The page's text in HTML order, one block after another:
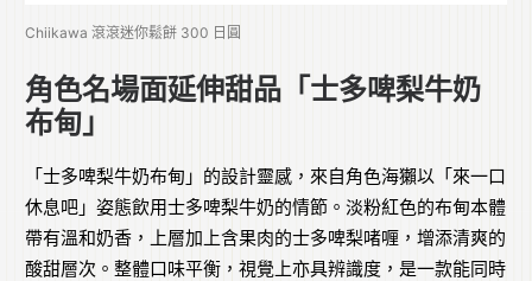
Chiikawa 滾滾迷你鬆餅 300 日圓
角色名場面延伸甜品「士多啤梨牛奶
布甸」
「士多啤梨牛奶布甸」的設計靈感，來自角色海獺以「來一口
休息吧」姿態飲用士多啤梨牛奶的情節。淡粉紅色的布甸本體
帶有溫和奶香，上層加上含果肉的士多啤梨啫喱，增添清爽的
酸甜層次。整體口味平衡，視覺上亦具辨識度，是一款能同時